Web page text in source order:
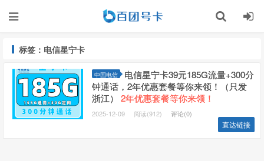
标签：电信星宁卡
中国电信
电信星宁卡39元185G流量+300分
钟通话，2年优惠套餐等你来领！（只发
浙江） 2年优惠套餐等你来领！
2025-12-09 阅读(912) 评论(0)
直达链接